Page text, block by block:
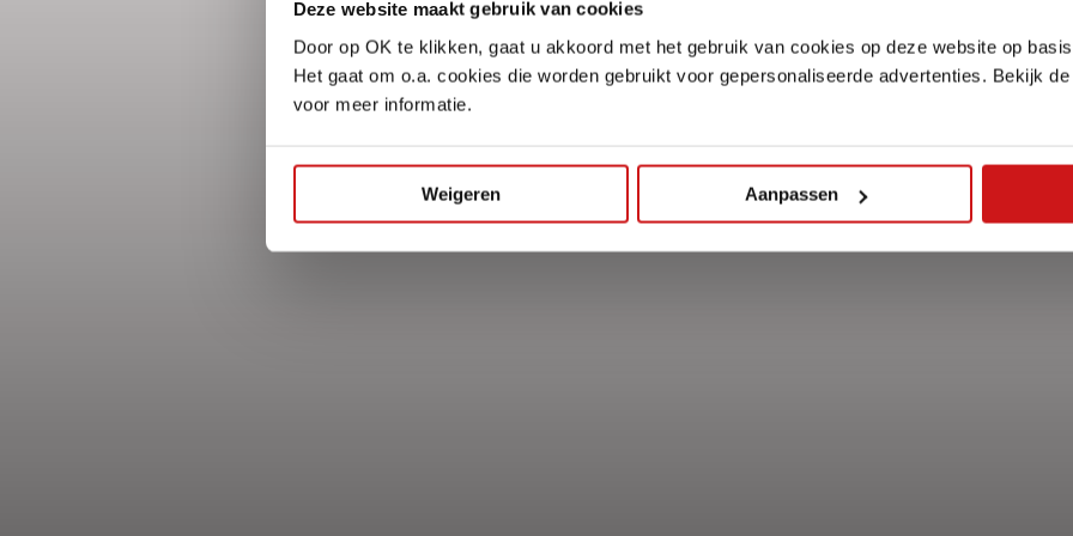
Deze website maakt gebruik van cookies
Door op OK te klikken, gaat u akkoord met het gebruik van cookies op deze website op
Het gaat om o.a. cookies die worden gebruikt voor gepersonaliseerde advertenties. Bekijk
voor meer informatie.
Weigeren Aanpassen